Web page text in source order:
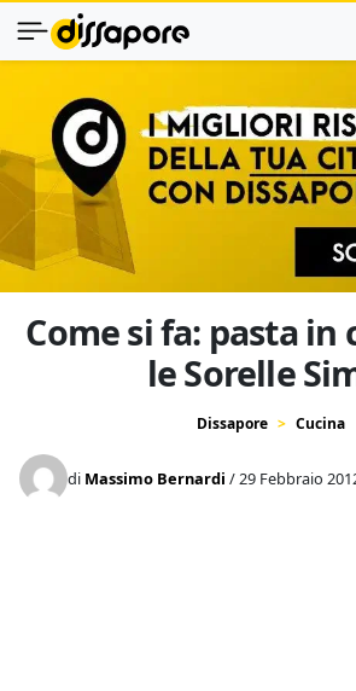
Come si fa: pasta in
le Sorelle
Dissapore Cucina
di Massimo Bernardi / 29 Febbraio